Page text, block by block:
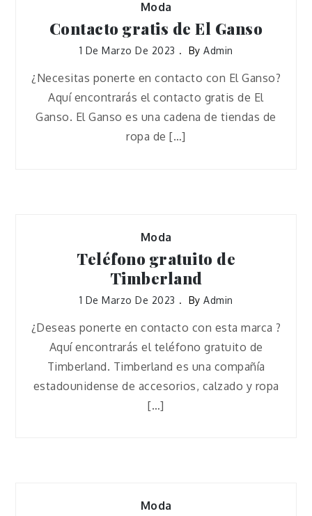
Moda
Contacto gratis de El Ganso
1 De Marzo De 2023 By Admin
¿Necesitas ponerte en contacto con El Ganso?
Aquí encontrarás el contacto gratis de El
Ganso. El Ganso es una cadena de tiendas de
ropa de […]
Moda
Teléfono gratuito de
Timberland
1 De Marzo De 2023 By Admin
¿Deseas ponerte en contacto con esta marca ?
Aquí encontrarás el teléfono gratuito de
Timberland. Timberland es una compañía
estadounidense de accesorios, calzado y ropa
[…]
Moda